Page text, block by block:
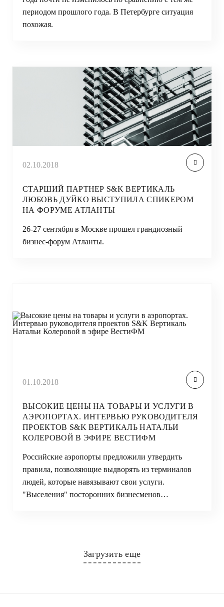
периодом прошлого года. В Петербурге ситуация
похожая.
02.10.2018
СТАРШИЙ ПАРТНЕР S&K ВЕРТИКАЛЬ
ЛЮБОВЬ ДУЙКО ВЫСТУПИЛА СПИКЕРОМ
НА ФОРУМЕ АТЛАНТЫ
26-27 сентября в Москве прошел грандиозный
бизнес-форум Атланты.
01.10.2018
ВЫСОКИЕ ЦЕНЫ НА ТОВАРЫ И УСЛУГИ В
АЭРОПОРТАХ. ИНТЕРВЬЮ РУКОВОДИТЕЛЯ
ПРОЕКТОВ S&K ВЕРТИКАЛЬ НАТАЛЬИ
КОЛЕРОВОЙ В ЭФИРЕ ВЕСТИФМ
Российские аэропорты предложили утвердить
правила, позволяющие выдворять из терминалов
людей, которые навязывают свои услуги.
"Выселения" посторонних бизнесменов…
Загрузить еще